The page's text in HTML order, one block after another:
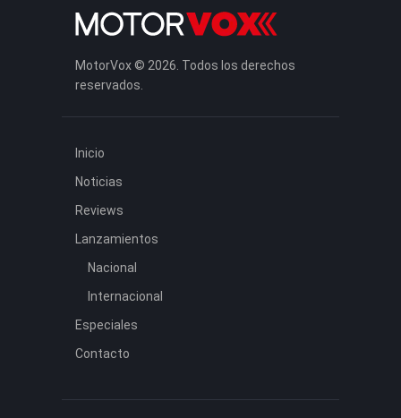
MotorVox © 2026. Todos los derechos
reservados.
Inicio
Noticias
Reviews
Lanzamientos
Nacional
Internacional
Especiales
Contacto